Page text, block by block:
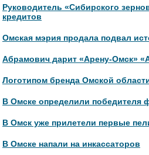
Руководитель «Сибирского
кредитов
Омская мэрия продала подвал
Абрамович дарит «Арену-Омск»
Логотипом бренда Омской
В Омске определили победителя
В Омск уже прилетели первые
В Омске напали на инкассаторов